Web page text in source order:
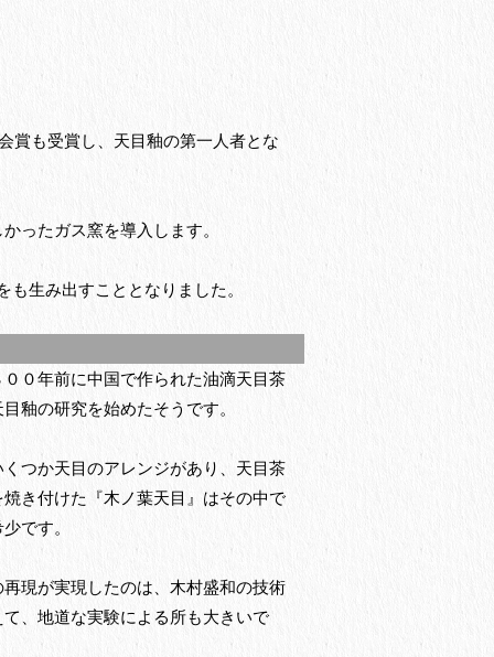
賞も受賞し、天目釉の第一人者とな
ったガス窯を導入します。
生み出すこととなりました。
０年前に中国で作られた油滴天目茶
釉の研究を始めたそうです。
つか天目のアレンジがあり、天目茶
き付けた『木ノ葉天目』はその中で
です。
現が実現したのは、木村盛和の技術
、地道な実験による所も大きいで